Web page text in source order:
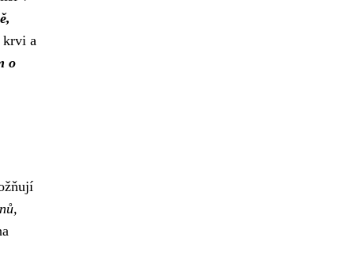
krvi a
o